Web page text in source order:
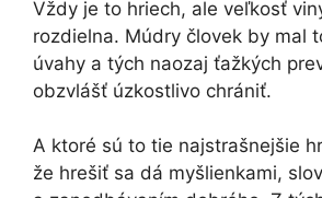
Vždy je to hriech, ale veľkosť
rozdielna. Múdry človek by mal
úvahy a tých naozaj ťažkých
obzvlášť úzkostlivo chrániť.
A ktoré sú to tie najstrašnejšie
že hrešiť sa dá myšlienkami,